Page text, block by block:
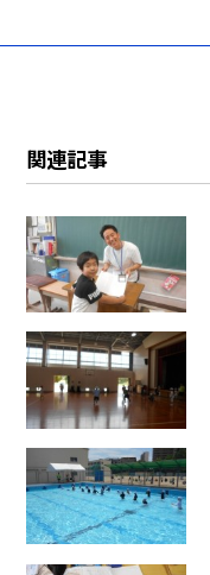
関連記事